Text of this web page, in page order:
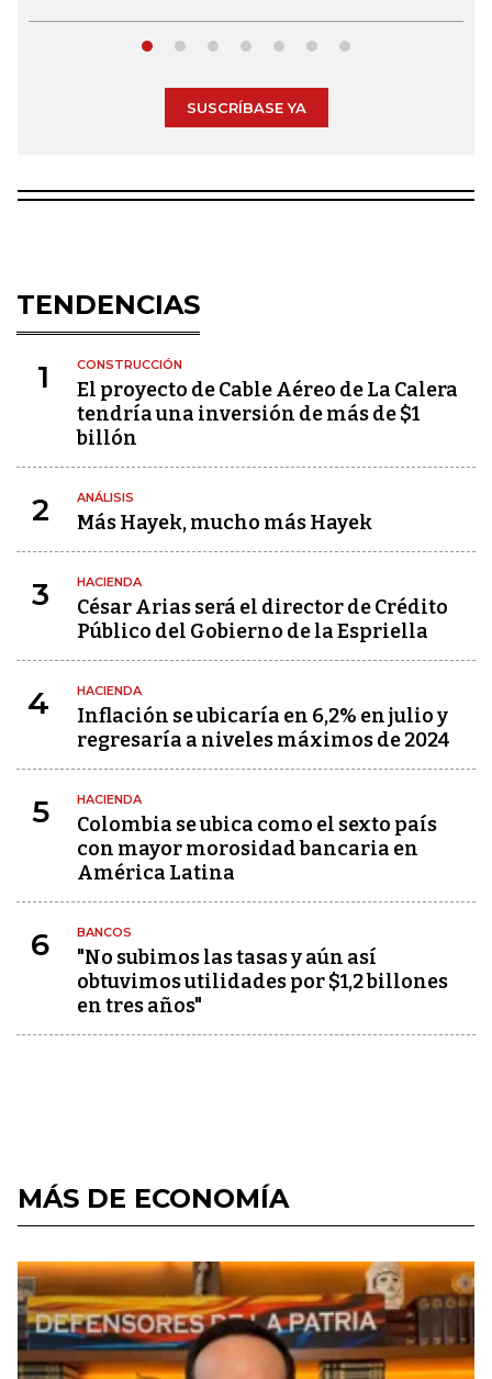
SUSCRÍBASE YA
TENDENCIAS
1 CONSTRUCCIÓN
El proyecto de Cable Aéreo de La Calera
tendría una inversión de más de $1
billón
2 ANÁLISIS
Más Hayek, mucho más Hayek
3 HACIENDA
César Arias será el director de Crédito
Público del Gobierno de la Espriella
4 HACIENDA
Inflación se ubicaría en 6,2% en julio y
regresaría a niveles máximos de 2024
5 HACIENDA
Colombia se ubica como el sexto país
con mayor morosidad bancaria en
América Latina
6 BANCOS
"No subimos las tasas y aún así
obtuvimos utilidades por $1,2 billones
en tres años"
MÁS DE ECONOMÍA